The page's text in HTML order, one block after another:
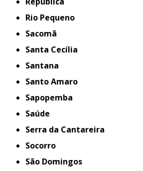
Rio Pequeno
Sacomã
Santa Cecília
Santana
Santo Amaro
Sapopemba
Saúde
Serra da Cantareira
Socorro
São Domingos